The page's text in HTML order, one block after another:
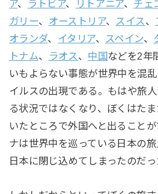
ア、 ラトビア、 リトアニア、 チェ
ガリー、 オーストリア、 スイス 、
オランダ、 イタリア、 スペイン、
トナム、 ラオス 、 中国 などを2年
いもよらない事態が世界中を混
イルスの出現である。もはや旅
る状況ではなくなり、ぼくはた
いたところで外国へと出ること
ナは世界中を巡っている日本の
日本に閉じ込めてしまったのだっ